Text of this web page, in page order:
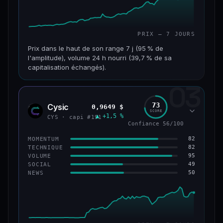
PRIX — 7 JOURS
Prix dans le haut de son range 7 j (95 % de
l'amplitude), volume 24 h nourri (39,7 % de sa
capitalisation échangés).
CAP. MARCHÉ VOLUME 24 H
VAR. 7 J VAR. 30 J
+203,1 %
VS ATH
−86,3 % #235
CONFIANCE 67/100
03
CYS Cysic
CYS · capi #191
0,9649 $
▲ +1,5 %
73
SCORE
Confiance 56/100
MOMENTUM 82
TECHNIQUE 82
VOLUME 95
SOCIAL 49
NEWS 50